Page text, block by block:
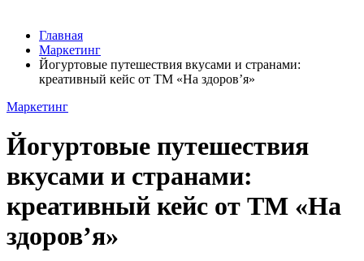
Главная
Маркетинг
Йогуртовые путешествия вкусами и странами:
креативный кейс от ТМ «На здоров’я»
Маркетинг
Йогуртовые путешествия
вкусами и странами:
креативный кейс от ТМ «На
здоров’я»